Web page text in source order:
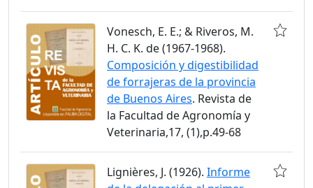
Vonesch, E. E.; & Riveros, M.
H. C. K. de (1967-1968).
Composición y digestibilidad
de forrajeras de la provincia
de Buenos Aires. Revista de
la Facultad de Agronomía y
Veterinaria,17, (1),p.49-68
Lignières, J. (1926). Informe